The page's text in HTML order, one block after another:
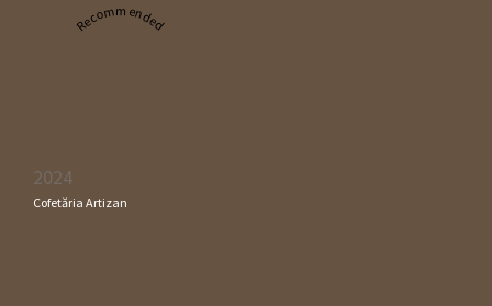
Recommended
2024
Cofetăria Artizan